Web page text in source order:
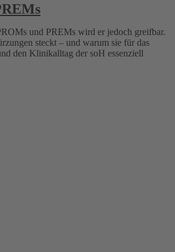
und PREMs wird er jedoch greifbar.
steckt – und warum sie für das
den Klinikalltag der soH essenziell